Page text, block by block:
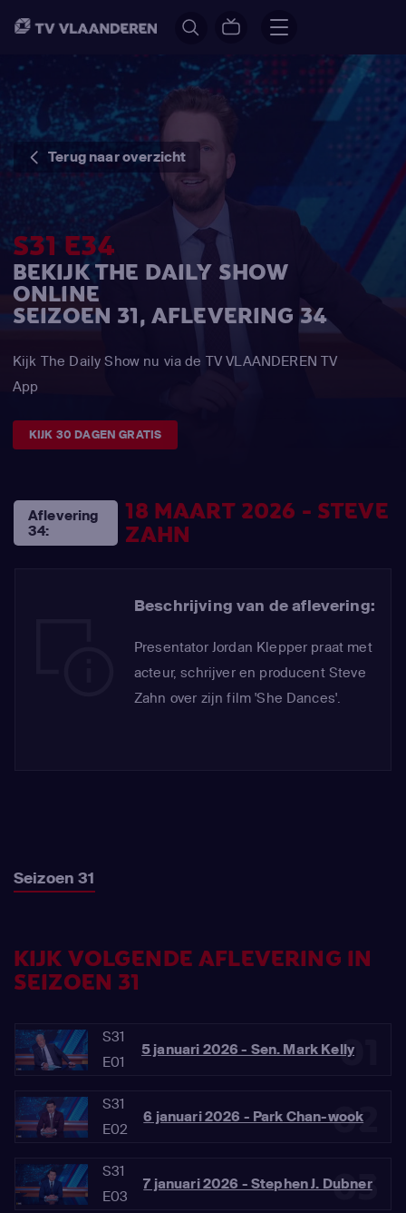
Terug naar overzicht
S31 E34
BEKIJK THE DAILY SHOW
ONLINE
SEIZOEN 31, AFLEVERING 34
Kijk The Daily Show nu via de TV VLAANDEREN TV
App
KIJK 30 DAGEN GRATIS
Aflevering
34:
18 MAART 2026 - STEVE
ZAHN
Beschrijving van de aflevering:
Presentator Jordan Klepper praat met
acteur, schrijver en producent Steve
Zahn over zijn film 'She Dances'.
Seizoen 31
KIJK VOLGENDE AFLEVERING IN
SEIZOEN 31
01
S31
E01
5 januari 2026 - Sen. Mark Kelly
02
S31
E02
6 januari 2026 - Park Chan-wook
03
S31
E03
7 januari 2026 - Stephen J. Dubner